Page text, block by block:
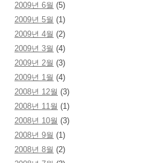
2009년 6월 (5)
2009년 5월 (1)
2009년 4월 (2)
2009년 3월 (4)
2009년 2월 (3)
2009년 1월 (4)
2008년 12월 (3)
2008년 11월 (1)
2008년 10월 (3)
2008년 9월 (1)
2008년 8월 (2)